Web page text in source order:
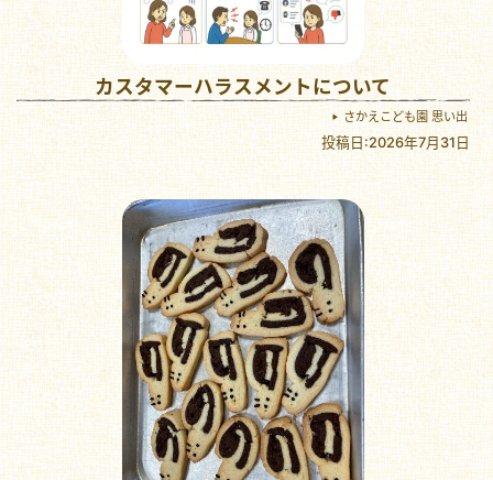
カスタマーハラスメントについて
さかえこども園 思い出
投稿日:2026年7月31日